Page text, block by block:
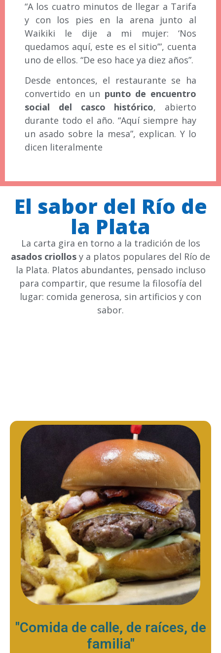
“A los cuatro minutos de llegar a Tarifa
y con los pies en la arena junto al
Waikiki le dije a mi mujer: ‘Nos
quedamos aquí, este es el sitio’”, cuenta
uno de ellos. “De eso hace ya diez años”.
Desde entonces, el restaurante se ha
convertido en un punto de encuentro
social del casco histórico, abierto
durante todo el año. “Aquí siempre hay
un asado sobre la mesa”, explican. Y lo
dicen literalmente
El sabor del Río de
la Plata
La carta gira en torno a la tradición de los
asados criollos y a platos populares del Río de
la Plata. Platos abundantes, pensado incluso
para compartir, que resume la filosofía del
lugar: comida generosa, sin artificios y con
sabor.
"Comida de calle, de raíces, de
familia"